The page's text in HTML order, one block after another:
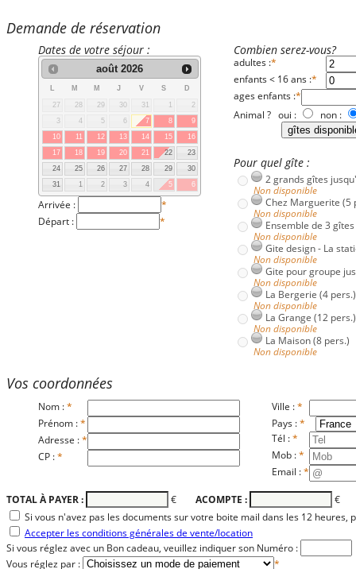
Demande de réservation
Dates de votre séjour :
août 2026
M M J V S D
27 28 29 30 31 1
2
3
4 5 6 7 8
9
10
11 12 13 14 15
16
17
18 19 20 21 22
23
24
25 26 27 28 29
30
31
1 2 3 4 5 6
Arrivée :
*
Départ :
*
Combien serez-vous?
adultes :*
enfants < 16 ans :*
ages enfants :*
Animal ? oui :
non :
Pour quel gîte :
2 grands gîtes
Non disponible
Chez Marguerite (5
Non disponible
Ensemble de 3
Non disponible
Gite design - La
Non disponible
Gite pour groupe
Non disponible
La Bergerie (4 pers.)
Non disponible
La Grange (12 pers.)
Non disponible
La Maison (8 pers.)
Non disponible
Vos coordonnées
Nom :*
Prénom :*
Adresse :*
CP :*
Ville :*
Pays :*
Tél :*
Mob :*
Email :*
TOTAL À PAYER : € ACOMPTE :
€
Si vous n'avez pas les documents sur votre boite mail dans les 12 heures,
Accepter les conditions générales de vente/location
Si vous réglez avec un Bon cadeau, veuillez indiquer son Numéro :
Vous réglez par :
*